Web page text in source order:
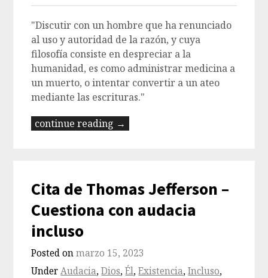
"Discutir con un hombre que ha renunciado
al uso y autoridad de la razón, y cuya
filosofía consiste en despreciar a la
humanidad, es como administrar medicina a
un muerto, o intentar convertir a un ateo
mediante las escrituras."
continue reading →
Cita de Thomas Jefferson –
Cuestiona con audacia
incluso
Posted onmarzo 15, 2023
UnderAudacia,Dios,Él,Existencia,Incluso,